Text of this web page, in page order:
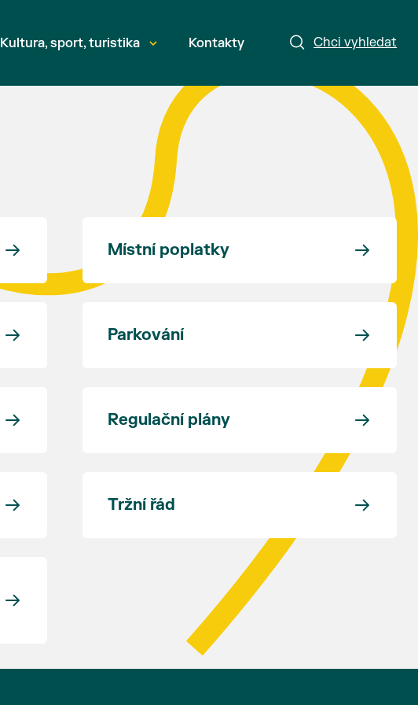
Chci vyhledat
Kultura, sport, turistika Kontakty
Místní poplatky
Parkování
Regulační plány
Tržní řád